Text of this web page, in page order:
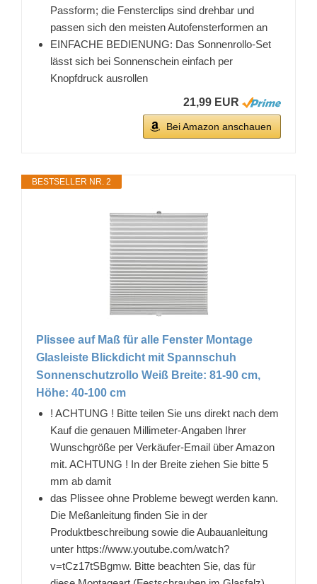
Passform; die Fensterclips sind drehbar und
passen sich den meisten Autofensterformen an
EINFACHE BEDIENUNG: Das Sonnenrollo-Set
lässt sich bei Sonnenschein einfach per
Knopfdruck ausrollen
21,99 EUR
Bei Amazon anschauen
BESTSELLER NR. 2
Plissee auf Maß für alle Fenster Montage
Glasleiste Blickdicht mit Spannschuh
Sonnenschutzrollo Weiß Breite: 81-90 cm,
Höhe: 40-100 cm
! ACHTUNG ! Bitte teilen Sie uns direkt nach dem
Kauf die genauen Millimeter-Angaben Ihrer
Wunschgröße per Verkäufer-Email über Amazon
mit. ACHTUNG ! In der Breite ziehen Sie bitte 5
mm ab damit
das Plissee ohne Probleme bewegt werden kann.
Die Meßanleitung finden Sie in der
Produktbeschreibung sowie die Aubauanleitung
unter https://www.youtube.com/watch?
v=tCz17tSBgmw. Bitte beachten Sie, das für